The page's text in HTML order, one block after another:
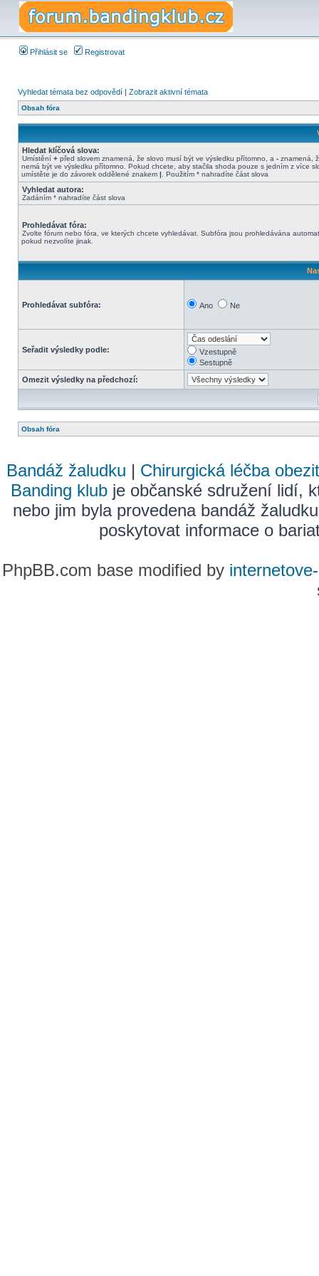
Přihlásit se Registrovat
Vyhledat témata bez odpovědí | Zobrazit aktivní témata
Obsah fóra
Hledat klíčová slova:
Umístění + před slovem znamená, že slovo musí být ve výsledku přítomno, a - znamená,
nemá být ve výsledku přítomno. Pokud chcete, aby stačila shoda pouze s jedním z více
umístěte je do závorek oddělené znakem | . Použitím * nahradíte část slova
Vyhledat autora:
Zadáním * nahradíte část slova
Prohledávat fóra:
Zvolte fórum nebo fóra, ve kterých chcete vyhledávat. Subfóra jsou prohledávána
pokud nezvolíte jinak.
Prohledávat subfóra: Ano Ne
Seřadit výsledky podle:
Vzestupně
Sestupně
Omezit výsledky na předchozí:
Obsah fóra
Bandáž žaludku | Chirurgická léčba
Banding klub je občanské sdružení lidí,
nebo jim byla provedena bandáž
poskytovat informace o
PhpBB.com base modified by